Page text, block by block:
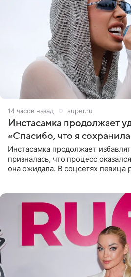
14 часов назад super.ru
Инстасамка продолжает
«Спасибо, что я
Инстасамка продолжает
призналась, что процесс
она ожидала. В соцсетях певица